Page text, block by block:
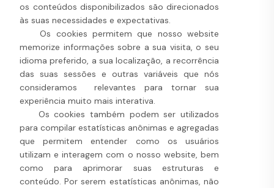
os conteúdos disponibilizados são direcionados
às suas necessidades e expectativas.
Os cookies permitem que nosso website
memorize informações sobre a sua visita, o seu
idioma preferido, a sua localização, a recorrência
das suas sessões e outras variáveis que nós
consideramos relevantes para tornar sua
experiência muito mais interativa.
Os cookies também podem ser utilizados
para compilar estatísticas anônimas e agregadas
que permitem entender como os usuários
utilizam e interagem com o nosso website, bem
como para aprimorar suas estruturas e
conteúdo. Por serem estatísticas anônimas, não